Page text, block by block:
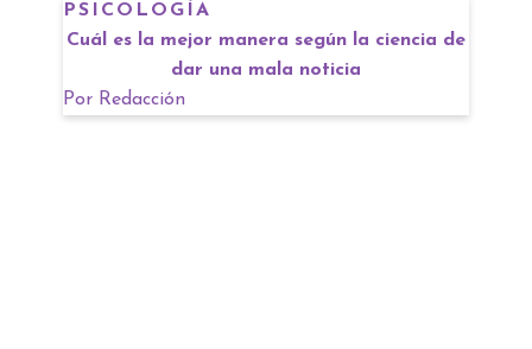
PSICOLOGÍA
Cuál es la mejor manera según la ciencia de
dar una mala noticia
Por Redacción